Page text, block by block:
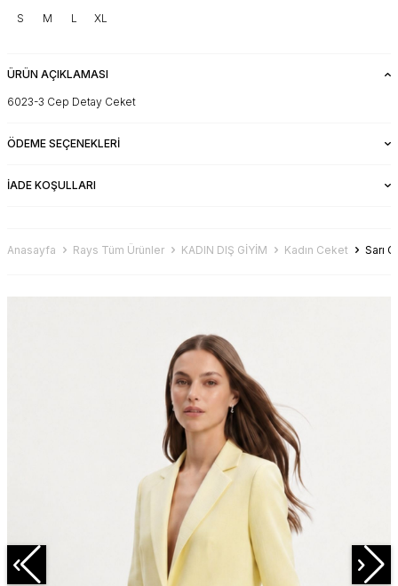
S M L XL
ÜRÜN AÇIKLAMASI
6023-3 Cep Detay Ceket
ÖDEME SEÇENEKLERI
İADE KOŞULLARI
Anasayfa Rays Tüm Ürünler KADIN DIŞ GİYİM Kadın Ceket Sarı